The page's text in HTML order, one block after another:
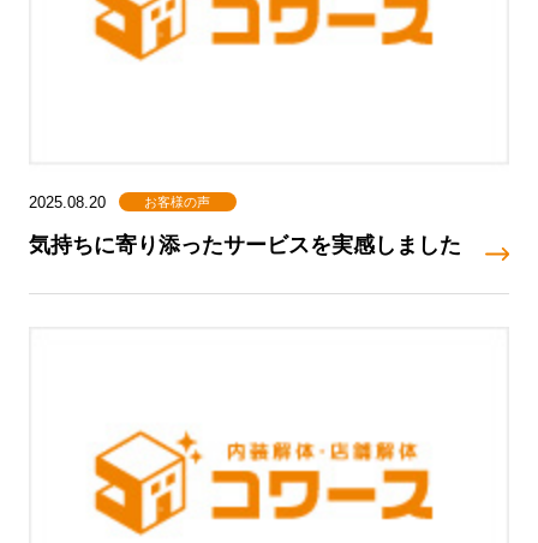
2025.08.20 お客様の声
気持ちに寄り添ったサービスを実感しました